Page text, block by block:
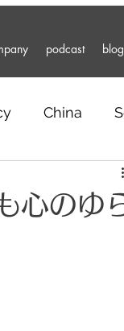
podcast blog
China
心のゆ